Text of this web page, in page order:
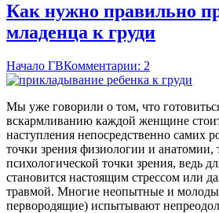
Как нужно правильно
младенца к груди
Начало ГВКомментарии: 2
Мы уже говорили о том, что
вскармливанию каждой женщине
наступления непосредственно самих
точки зрения физиологии и анатомии,
психологической точки зрения, ведь
становится настоящим стрессом или
травмой. Многие неопытные и
первородящие) испытывают